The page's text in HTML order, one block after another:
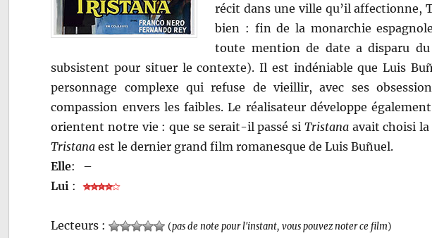
récit dans une ville qu’il affectionne,
bien : fin de la monarchie
toute mention de date a disparu
subsistent pour situer le contexte). Il est indéniable que Luis
personnage complexe qui refuse de vieillir, avec ses
compassion envers les faibles. Le réalisateur développe
orientent notre vie : que se serait-il passé si Tristanaavait choisi la
Tristana est le dernier grand film romanesque de Luis Buñuel.
Elle:
–
Lui :
Lecteurs : (pas de note pour l'instant, vous pouvez noter ce film)